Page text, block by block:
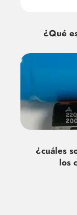
¿Qué
¿cuáles
los